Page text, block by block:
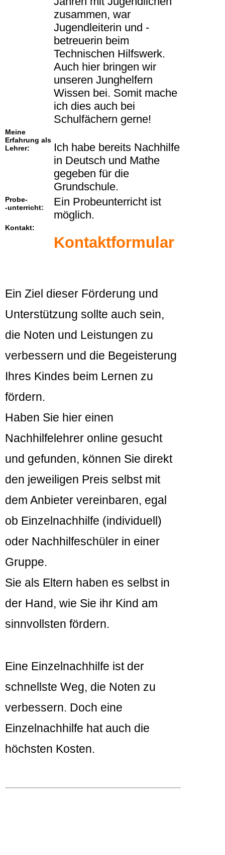
zusammen, war
Jugendleiterin und -
betreuerin beim
Technischen Hilfswerk.
Auch hier bringen wir
unseren Junghelfern
Wissen bei. Somit mache
ich dies auch bei
Schulfächern gerne!
Meine
Erfahrung als
Lehrer:
Ich habe bereits Nachhilfe
in Deutsch und Mathe
gegeben für die
Grundschule.
Probe-
-unterricht:
Ein Probeunterricht ist
möglich.
Kontakt:
Kontaktformular
Ein Ziel dieser Förderung und
Unterstützung sollte auch sein,
die Noten und Leistungen zu
verbessern und die Begeisterung
Ihres Kindes beim Lernen zu
fördern.
Haben Sie hier einen
Nachhilfelehrer online gesucht
und gefunden, können Sie direkt
den jeweiligen Preis selbst mit
dem Anbieter vereinbaren, egal
ob Einzelnachhilfe (individuell)
oder Nachhilfeschüler in einer
Gruppe.
Sie als Eltern haben es selbst in
der Hand, wie Sie ihr Kind am
sinnvollsten fördern.
Eine Einzelnachhilfe ist der
schnellste Weg, die Noten zu
verbessern. Doch eine
Einzelnachhilfe hat auch die
höchsten Kosten.